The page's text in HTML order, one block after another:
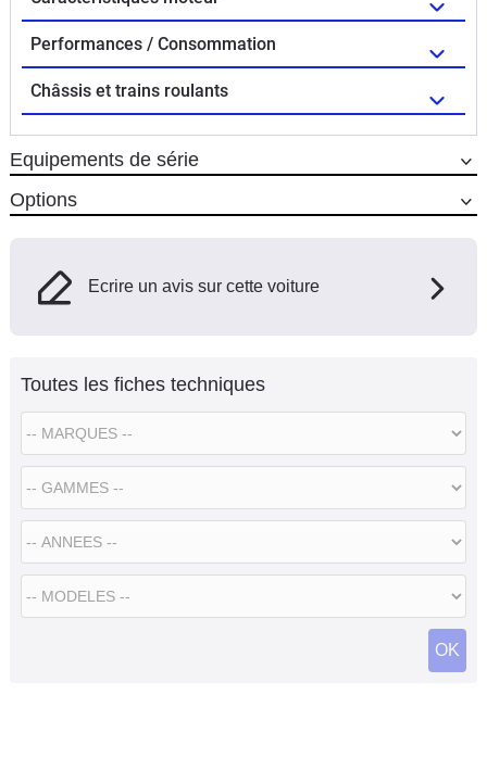
Performances / Consommation
Châssis et trains roulants
Equipements de série
Options
Ecrire un avis sur cette voiture
Toutes les fiches techniques